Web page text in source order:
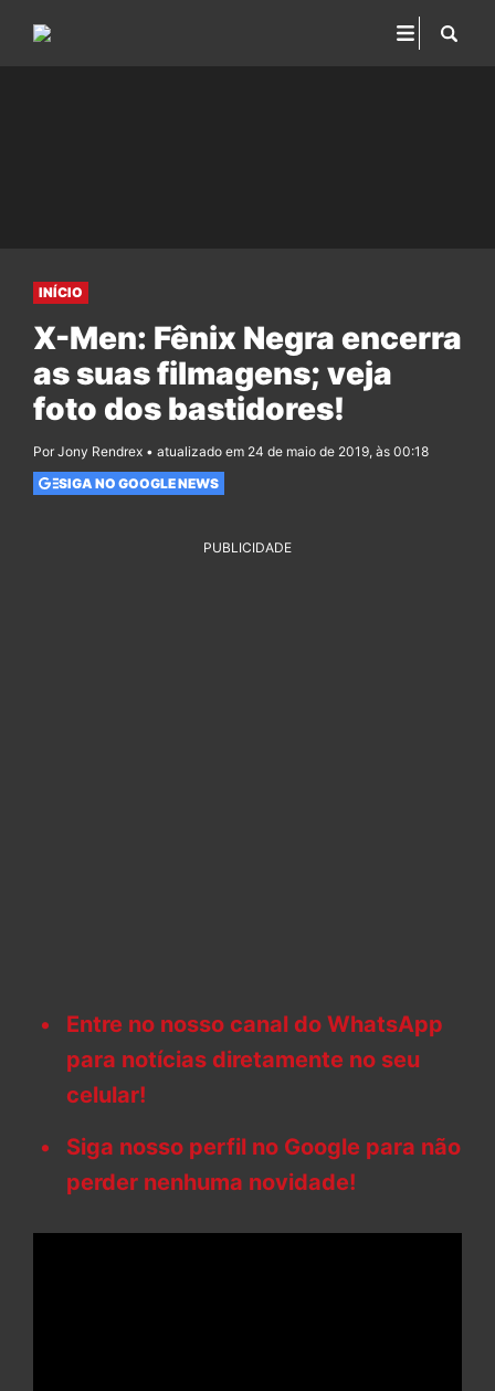
INÍCIO
X-Men: Fênix Negra encerra
as suas filmagens; veja
foto dos bastidores!
Por Jony Rendrex • atualizado em 24 de maio de 2019, às 00:18
SIGA NO GOOGLE NEWS
PUBLICIDADE
Entre no nosso canal do WhatsApp
para notícias diretamente no seu
celular!
Siga nosso perfil no Google para não
perder nenhuma novidade!